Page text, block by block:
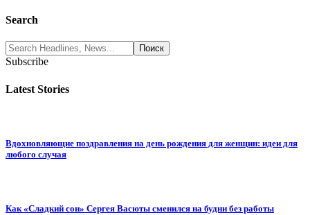
Search
Subscribe
Latest Stories
Вдохновляющие поздравления на день рождения для женщин: идеи для
любого случая
Как «Сладкий сон» Сергея Васюты сменился на будни без работы